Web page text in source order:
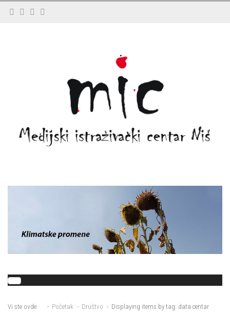
Vi ste ovde: Početak Društvo Displaying items by tag: data centar